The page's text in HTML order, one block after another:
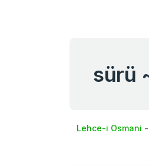
Lehce-i Osmani -